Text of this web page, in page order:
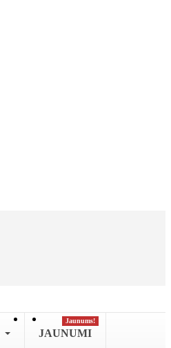
JAUNUMI
Jaunums!